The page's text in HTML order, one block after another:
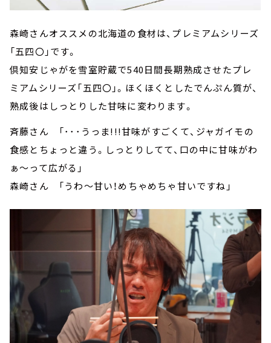
森崎さんオススメの北海道の食材は、プレミアムシリーズ
「五四〇」です。
倶知安じゃがを雪室貯蔵で540日間長期熟成させたプレ
ミアムシリーズ「五四〇」。ほくほくとしたでんぷん質が、
熟成後はしっとりした甘味に変わります。
斉藤さん 「･･･うっま!!!甘味がすごくて、ジャガイモの
食感とちょっと違う。しっとりしてて、口の中に甘味がわ
ぁ～って広がる」
森崎さん 「うわ～甘い！めちゃめちゃ甘いですね」